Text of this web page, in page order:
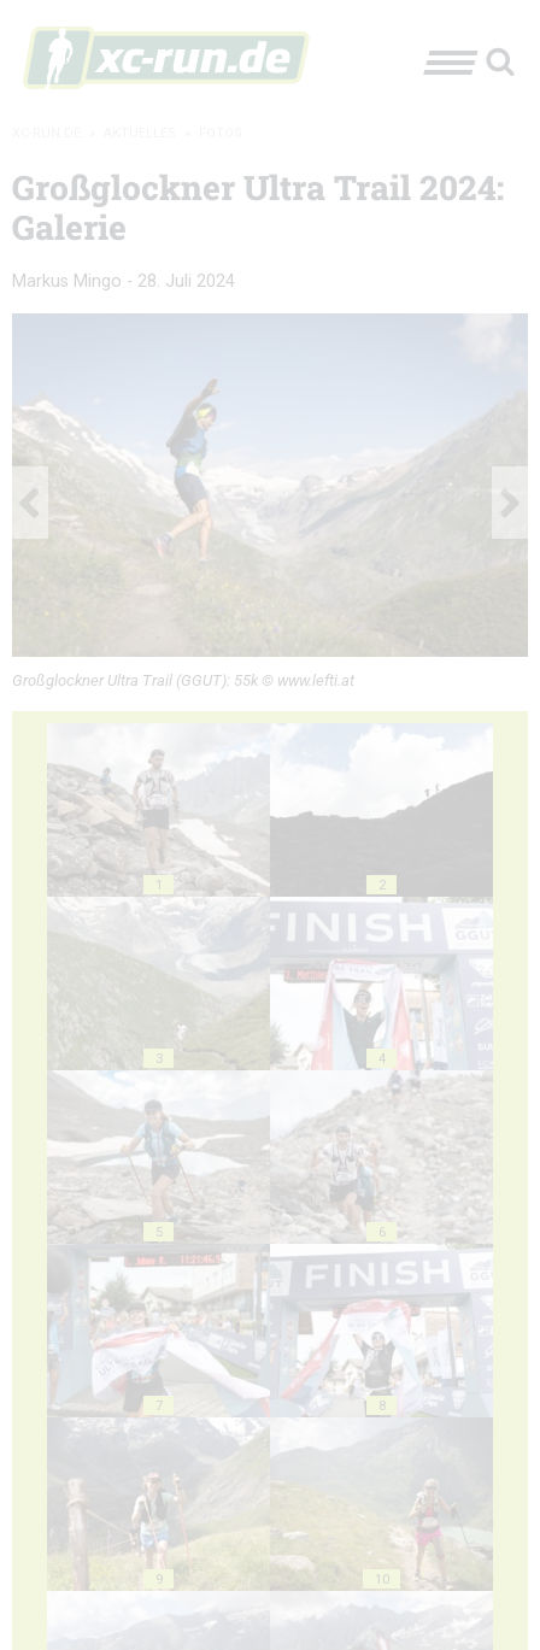
Großglockner Ultra Trail 2024:
Galerie
Markus Mingo - 28. Juli 2024
Großglockner Ultra Trail (GGUT): 55k © www.lefti.at
1 2
3 4
5 6
7 8
9 10